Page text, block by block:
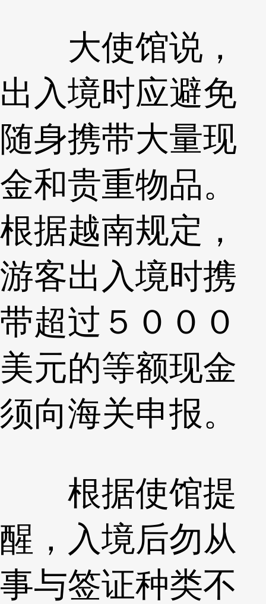
大使馆说，
出入境时应避免
随身携带大量现
金和贵重物品。
根据越南规定，
游客出入境时携
带超过５０００
美元的等额现金
须向海关申报。
根据使馆提
醒，入境后勿从
事与签证种类不